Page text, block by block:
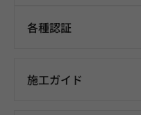
各種認証
施工ガイド